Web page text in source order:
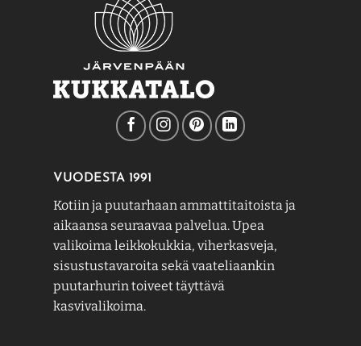
VUODESTA 1991
Kotiin ja puutarhaan ammattitaitoista ja
aikaansa seuraavaa palvelua. Upea
valikoima leikkokukkia, viherkasveja,
sisustustavaroita sekä vaateliaankin
puutarhurin toiveet täyttävä
kasvivalikoima.